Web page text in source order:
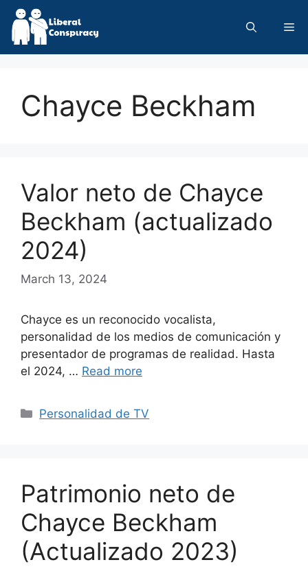
Skip
content
Chayce Beckham
Valor neto de Chayce
Beckham (actualizado
2024)
March 13, 2024
Chayce es un reconocido vocalista,
personalidad de los medios de comunicación y
presentador de programas de realidad. Hasta
el 2024, … Read more
Categories
Personalidad de TV
Patrimonio neto de
Chayce Beckham
(Actualizado 2023)